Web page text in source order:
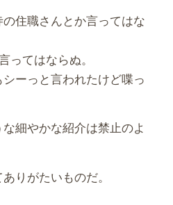
住職さんとか言ってはな
ってはならぬ。
シーっと言われたけど喋っ
細やかな紹介は禁止のよ
りがたいものだ。